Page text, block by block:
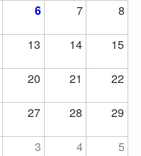
6 7
8
13 14
15
20 21
22
27 28
29
3 4 5